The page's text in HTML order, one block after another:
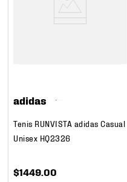
adidas
Tenis RUNVISTA adidas Casual
Unisex HQ2326
$1449.00